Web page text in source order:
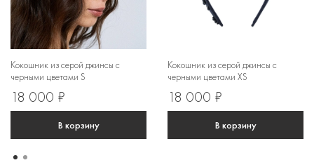
Кокошник из серой джинсы с
черными цветами S
18 000 ₽
В корзину
Кокошник из серой джинсы с
черными цветами XS
18 000 ₽
В корзину